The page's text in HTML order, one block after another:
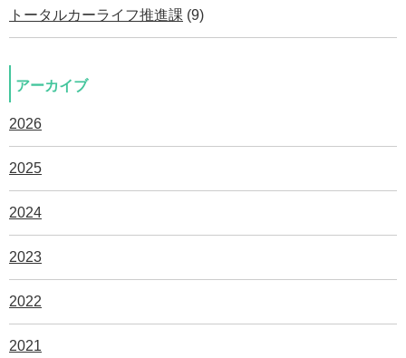
トータルカーライフ推進課 (9)
アーカイブ
2026
2025
2024
2023
2022
2021